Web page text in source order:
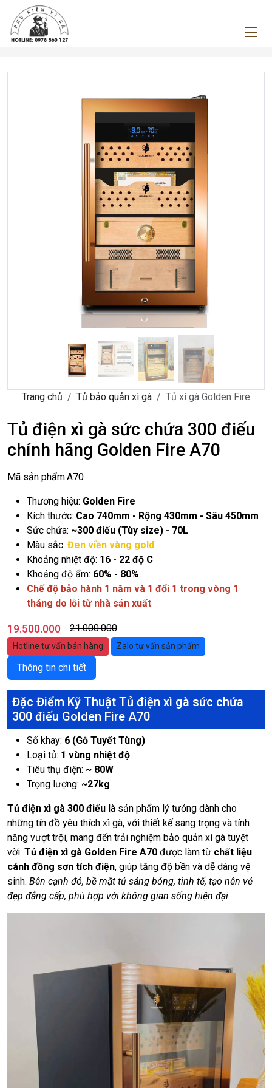
Trang chủ Tủ bảo quản xì gà Tủ xì gà Golden Fire
Tủ điện xì gà sức chứa 300 điếu
chính hãng Golden Fire A70
Mã sản phẩm:A70
Thương hiệu: Golden Fire
Kích thước: Cao 740mm - Rộng 430mm - Sâu 450mm
Sức chứa: ~300 điếu (Tùy size) - 70L
Màu sắc: Đen viền vàng gold
Khoảng nhiệt độ: 16 - 22 độ C
Khoảng độ ẩm: 60% - 80%
Chế độ bảo hành 1 năm và 1 đổi 1 trong vòng 1
tháng do lỗi từ nhà sản xuất
19.500.000 21.000.000
Hotline tư vấn bán hàng Zalo tư vấn sản phẩm
Thông tin chi tiết
Đặc Điểm Kỹ Thuật Tủ điện xì gà sức chứa
300 điếu Golden Fire A70
Số khay: 6 (Gỗ Tuyết Tùng)
Loại tủ: 1 vùng nhiệt độ
Tiêu thụ điện: ~ 80W
Trọng lượng: ~27kg
Tủ điện xì gà 300 điếu là sản phẩm lý tưởng dành cho
những tín đồ yêu thích xì gà, với thiết kế sang trọng và tính
năng vượt trội, mang đến trải nghiệm bảo quản xì gà tuyệt
vời. Tủ điện xì gà Golden Fire A70 được làm từ chất liệu
cánh đồng sơn tích điện, giúp tăng độ bền và dễ dàng vệ
sinh. Bên cạnh đó, bề mặt tủ sáng bóng, tinh tế, tạo nên vẻ
đẹp đẳng cấp, phù hợp với không gian sống hiện đại.